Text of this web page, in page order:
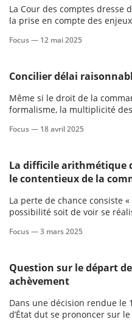
La Cour des comptes
la prise en compte des
Focus — 12 mai 2025
Concilier délai
Même si le droit de la
formalisme, la multiplicité
raisonnable strictement
Focus — 18 avril 2025
La difficile arithmétique
le contentieux de la
La perte de chance consiste
possibilité soit de voir se
Focus —3 mars 2025
Question sur le départ
achèvement
Dans une décision rendue le
d’État dut se prononcer sur